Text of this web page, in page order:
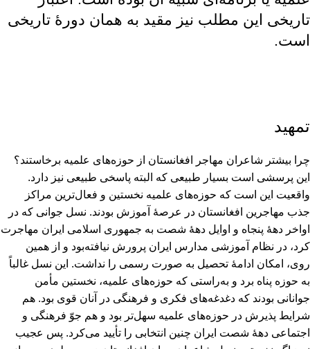
تاریخی این مطلب نیز مقید به همان دورۀ تاریخی
است.
تمهید
چرا بیشتر شاعران مهاجر افغانستان از حوزه‌های علمیه برخاستند؟
این پرسشی است بسیار طبیعی که البته پاسخی طبیعی نیز دارد.
واقعیت این است که حوزه‌های علمیه نخستین و فعال‌ترین مراکز
جذب مهاجرین افغانستان در عرصۀ آموزش بودند. نسل جوانی که در
اواخر دهۀ پنجاه و اوایل دهۀ شصت به جمهوری اسلامی ایران مهاجرت
کرد، در نظام آموزشی مدارس ایران پرورش نیافته‌بود و از همین
روی‌، امکان ادامۀ تحصیل به صورت رسمی را نداشت‌. این نسل غالباً
به حوزه پناه برد و به‌راستی که حوزه‌های علمیه‌، نخستین مأمن
جوانانی بودند که دغدغه‌های فکری و فرهنگی در آنان قوی بود. هم
شرایط پذیرش در حوزه‌های علمیه سهل‌تر بود و هم جوّ فرهنگی و
اجتماعی دهۀ شصت ایران چنین انتخابی را تأیید می‌کرد. پس عجیب